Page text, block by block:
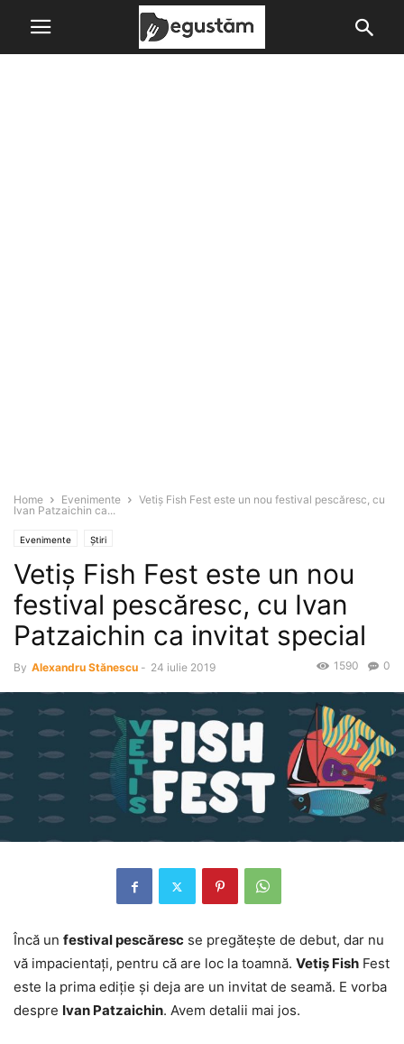
Home Evenimente
Vetiş Fish Fest este un nou festival pescăresc, cu
Ivan Patzaichin ca...
Evenimente Știri
Vetiş Fish Fest este un nou
festival pescăresc, cu Ivan
Patzaichin ca invitat special
By Alexandru Stănescu - 24 iulie 2019 0
1590
Încă un festival pescăresc se pregăteşte de debut, dar nu
vă impacientaţi, pentru că are loc la toamnă. Vetiş Fish Fest
este la prima ediţie şi deja are un invitat de seamă. E vorba
despre Ivan Patzaichin. Avem detalii mai jos.